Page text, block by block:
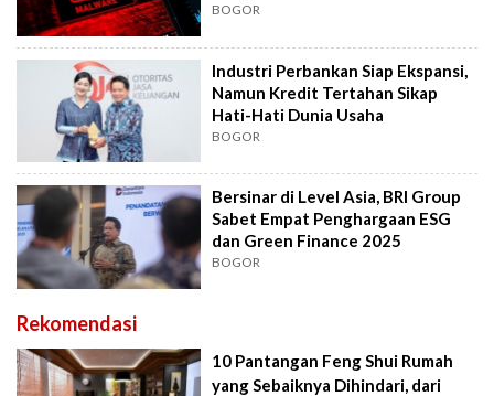
BOGOR
Industri Perbankan Siap Ekspansi,
Namun Kredit Tertahan Sikap
Hati-Hati Dunia Usaha
BOGOR
Bersinar di Level Asia, BRI Group
Sabet Empat Penghargaan ESG
dan Green Finance 2025
BOGOR
Rekomendasi
10 Pantangan Feng Shui Rumah
yang Sebaiknya Dihindari, dari